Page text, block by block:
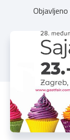
Objavljeno